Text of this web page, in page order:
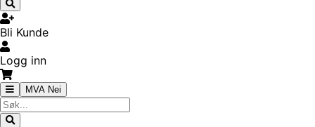
Bli Kunde
Logg inn
MVA Nei